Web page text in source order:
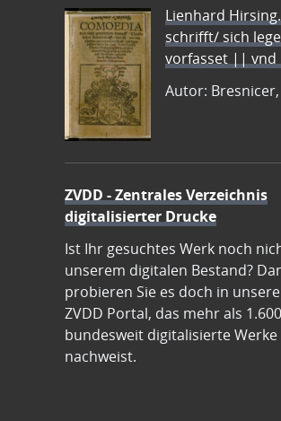
Lienhard
schrifft/ sich
vorfasset || vnd
Autor:
ZVDD - Zentrales Verzeichnis
digitalisierter Drucke
Ist Ihr gesuchtes Werk noch
unserem digitalen Bestand?
probieren Sie es doch in
ZVDD Portal, das mehr als
bundesweit digitalisierte Werke
nachweist.